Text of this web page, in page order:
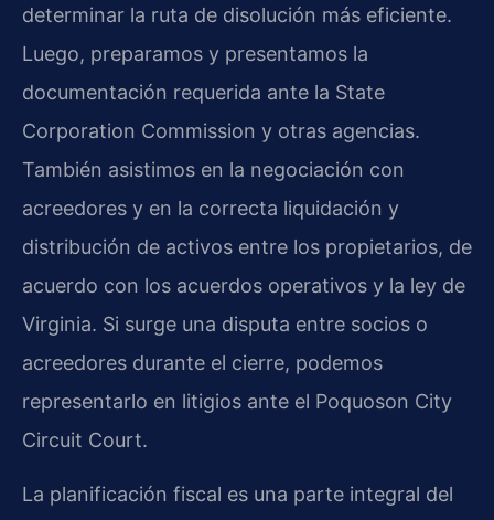
determinar la ruta de disolución más eficiente.
Luego, preparamos y presentamos la
documentación requerida ante la State
Corporation Commission y otras agencias.
También asistimos en la negociación con
acreedores y en la correcta liquidación y
distribución de activos entre los propietarios, de
acuerdo con los acuerdos operativos y la ley de
Virginia. Si surge una disputa entre socios o
acreedores durante el cierre, podemos
representarlo en litigios ante el Poquoson City
Circuit Court.
La planificación fiscal es una parte integral del